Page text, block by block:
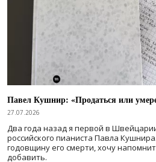
Павел Кушнир: «Продаться или
27.07.2026
Два года назад я первой в
российского пианиста Павла
годовщину его смерти, хочу
добавить.